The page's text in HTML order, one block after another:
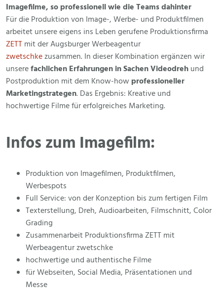
Imagefilme, so professionell wie die Teams dahinter
Für die Produktion von Image-, Werbe- und Produktfilmen
arbeitet unsere eigens ins Leben gerufeneProduktionsfirma
ZETTmit der AugsburgerWerbeagentur
zwetschkezusammen. In dieser Kombination ergänzen wir
unserefachlichen Erfahrungen in Sachen Videodrehund
Postproduktion mit dem Know-how professioneller
Marketingstrategen. Das Ergebnis: Kreative und
hochwertige Filme für erfolgreiches Marketing.
Infos zum Imagefilm:
Produktion von Imagefilmen, Produktfilmen,
Werbespots
Full Service: von der Konzeption bis zum fertigen Film
Texterstellung, Dreh, Audioarbeiten, Filmschnitt, Color
Grading
Zusammenarbeit Produktionsfirma ZETT mit
Werbeagentur zwetschke
hochwertige und authentische Filme
für Webseiten, Social Media, Präsentationen und
Messe